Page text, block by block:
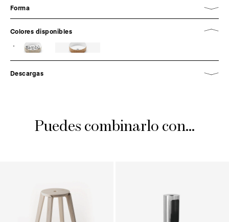
Forma
Colores disponibles
Bambú
Descargas
Puedes combinarlo con...